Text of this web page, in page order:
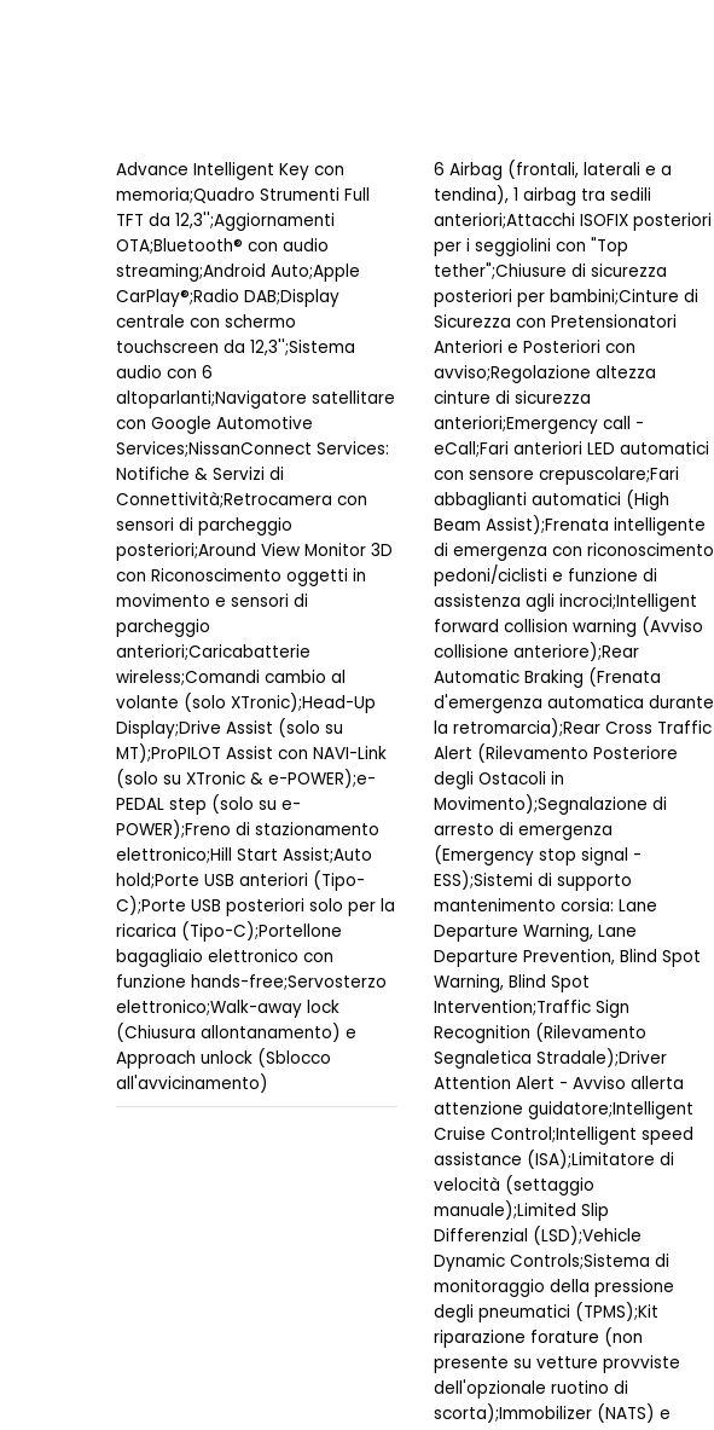
Advance Intelligent Key con
memoria;Quadro Strumenti Full
TFT da 12,3'';Aggiornamenti
OTA;Bluetooth® con audio
streaming;Android Auto;Apple
CarPlay®;Radio DAB;Display
centrale con schermo
touchscreen da 12,3'';Sistema
audio con 6
altoparlanti;Navigatore satellitare
con Google Automotive
Services;NissanConnect Services:
Notifiche & Servizi di
Connettività;Retrocamera con
sensori di parcheggio
posteriori;Around View Monitor 3D
con Riconoscimento oggetti in
movimento e sensori di
parcheggio
anteriori;Caricabatterie
wireless;Comandi cambio al
volante (solo XTronic);Head-Up
Display;Drive Assist (solo su
MT);ProPILOT Assist con NAVI-Link
(solo su XTronic & e-POWER);e-
PEDAL step (solo su e-
POWER);Freno di stazionamento
elettronico;Hill Start Assist;Auto
hold;Porte USB anteriori (Tipo-
C);Porte USB posteriori solo per la
ricarica (Tipo-C);Portellone
bagagliaio elettronico con
funzione hands-free;Servosterzo
elettronico;Walk-away lock
(Chiusura allontanamento) e
Approach unlock (Sblocco
all'avvicinamento)
6 Airbag (frontali, laterali e a
tendina), 1 airbag tra sedili
anteriori;Attacchi ISOFIX posteriori
per i seggiolini con "Top
tether";Chiusure di sicurezza
posteriori per bambini;Cinture di
Sicurezza con Pretensionatori
Anteriori e Posteriori con
avviso;Regolazione altezza
cinture di sicurezza
anteriori;Emergency call -
eCall;Fari anteriori LED automatici
con sensore crepuscolare;Fari
abbaglianti automatici (High
Beam Assist);Frenata intelligente
di emergenza con riconoscimento
pedoni/ciclisti e funzione di
assistenza agli incroci;Intelligent
forward collision warning (Avviso
collisione anteriore);Rear
Automatic Braking (Frenata
d'emergenza automatica durante
la retromarcia);Rear Cross Traffic
Alert (Rilevamento Posteriore
degli Ostacoli in
Movimento);Segnalazione di
arresto di emergenza
(Emergency stop signal -
ESS);Sistemi di supporto
mantenimento corsia: Lane
Departure Warning, Lane
Departure Prevention, Blind Spot
Warning, Blind Spot
Intervention;Traffic Sign
Recognition (Rilevamento
Segnaletica Stradale);Driver
Attention Alert - Avviso allerta
attenzione guidatore;Intelligent
Cruise Control;Intelligent speed
assistance (ISA);Limitatore di
velocità (settaggio
manuale);Limited Slip
Differenzial (LSD);Vehicle
Dynamic Controls;Sistema di
monitoraggio della pressione
degli pneumatici (TPMS);Kit
riparazione forature (non
presente su vetture provviste
dell'opzionale ruotino di
scorta);Immobilizer (NATS) e